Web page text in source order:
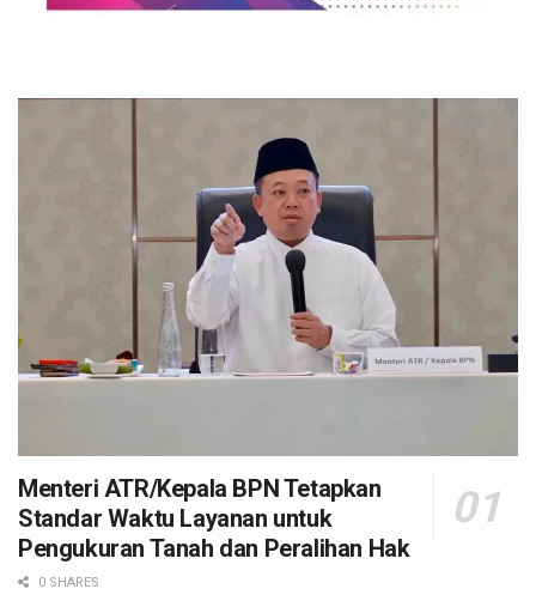
Menteri ATR/Kepala BPN Tetapkan
Standar Waktu Layanan untuk
Pengukuran Tanah dan Peralihan Hak
0 SHARES